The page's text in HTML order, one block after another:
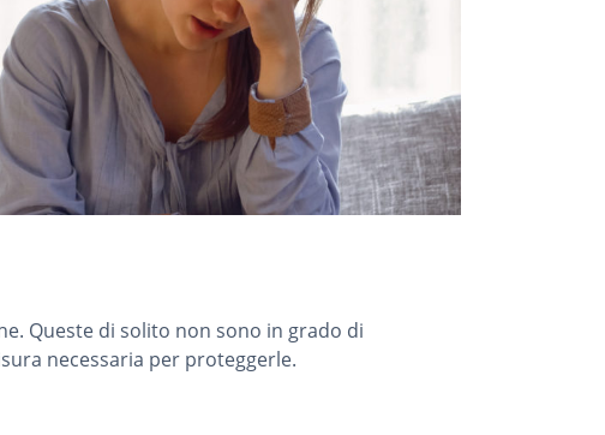
Queste di solito non sono in grado di
necessaria per proteggerle.